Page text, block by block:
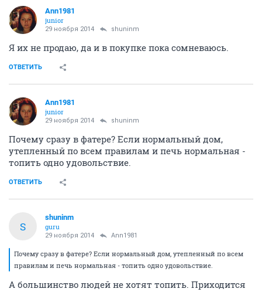
Ann1981
junior
29 ноября 2014 shuninm
Я их не продаю, да и в покупке пока сомневаюсь.
ОТВЕТИТЬ
Ann1981
junior
29 ноября 2014 shuninm
Почему сразу в фатере? Если нормальный дом,
утепленный по всем правилам и печь нормальная -
топить одно удовольствие.
ОТВЕТИТЬ
S
shuninm
guru
29 ноября 2014 Ann1981
Почему сразу в фатере? Если нормальный дом, утепленный по всем
правилам и печь нормальная - топить одно удовольствие.
А большинство людей не хотят топить. Приходится